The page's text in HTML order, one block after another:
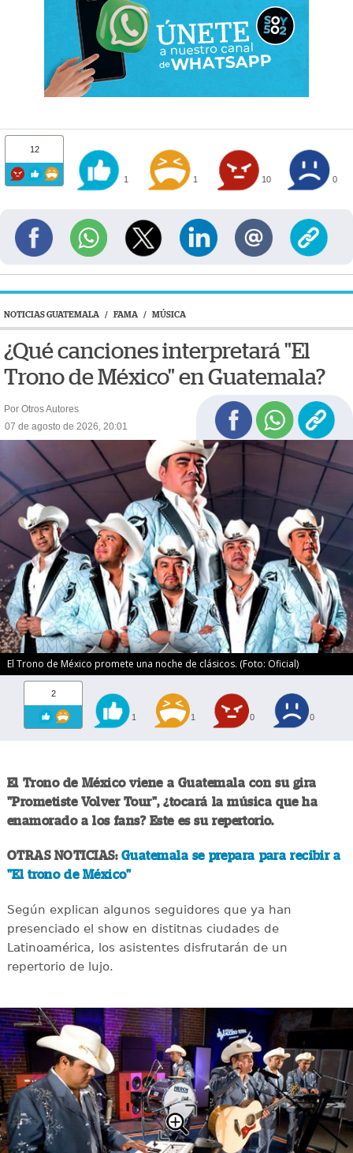
12
1 1 10 0
NOTICIAS GUATEMALA / FAMA / MÚSICA
¿Qué canciones interpretará "El
Trono de México" en Guatemala?
Por Otros Autores
07 de agosto de 2026, 20:01
El Trono de México promete una noche de clásicos. (Foto: Oficial)
2
1 1 0 0
El Trono de México viene a Guatemala con su gira
"Prometiste Volver Tour", ¿tocará la música que ha
enamorado a los fans? Este es su repertorio.
OTRAS NOTICIAS:Guatemala se prepara para recibir a
"El trono de México"
Según explican algunos seguidores que ya han
presenciado el show en distitnas ciudades de
Latinoamérica, los asistentes disfrutarán de un
repertorio de lujo.